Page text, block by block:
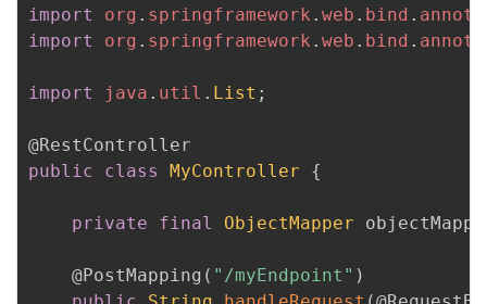
import
org . springframework . web . bind .
import
org . springframework . web . bind .
import java . util . List ;
@RestController
public
class MyController {
private final ObjectMapper
@PostMapping ( "/myEndpoint" )